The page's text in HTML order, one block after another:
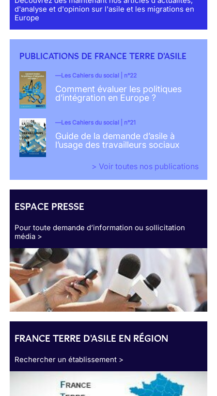
d'analyse et d'opinion sur l'asile et les migrations en
Europe
PUBLICATIONS DE FRANCE TERRE D'ASILE
Les Cahiers du social | n°22
Comment évaluer les politiques
d’intégration en Europe ?
Les Cahiers du social | n°21
Guide de la demande d’asile à
l’usage des travailleurs sociaux
> Voir toutes nos publications
ESPACE PRESSE
Pour toute demande d’information ou sollicitation
média >
FRANCE TERRE D'ASILE EN RÉGION
Rechercher un établissement >